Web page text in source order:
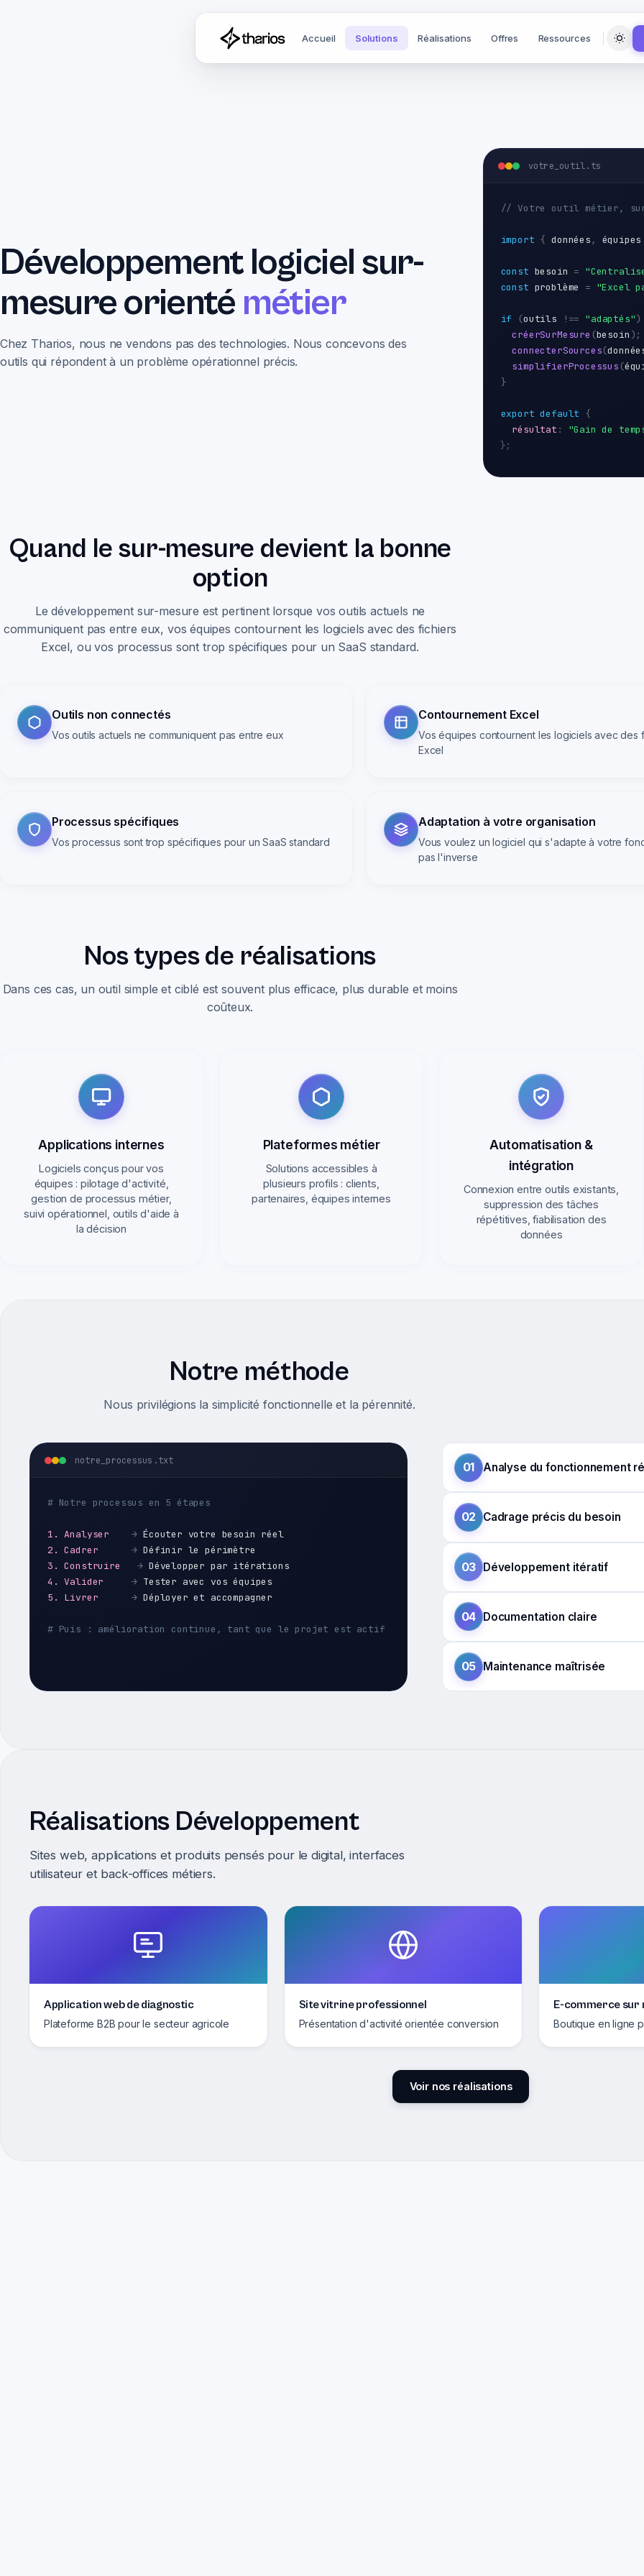
Accueil Solutions Réalisations Offres Ressources
Développement logiciel sur-
mesure orienté métier
Chez Tharios, nous ne vendons pas des technologies. Nous concevons des
outils qui répondent à un problème opérationnel précis.
votre_outil.ts
// Votre outil métier,
import { données , équipes
const besoin =
const problème = "Excel
if (outils !== "adaptés"
créerSurMesure (besoin );
connecterSources(
simplifierProcessus (
}
export default {
résultat :
"Gain de
};
Quand le sur-mesure devient la bonne
option
Le développement sur-mesure est pertinent lorsque vos outils actuels ne
communiquent pas entre eux, vos équipes contournent les logiciels avec des fichiers
Excel, ou vos processus sont trop spécifiques pour un SaaS standard.
Outils non connectés
Vos outils actuels ne communiquent pas entre eux
Contournement Excel
Vos équipes contournent les logiciels avec des
Excel
Processus spécifiques
Vos processus sont trop spécifiques pour un SaaS standard
Adaptation à votre organisation
Vous voulez un logiciel qui s'adapte à votre
pas l'inverse
Nos types de réalisations
Dans ces cas, un outil simple et ciblé est souvent plus efficace, plus durable et moins
coûteux.
Applications internes
Logiciels conçus pour vos
équipes : pilotage d'activité,
gestion de processus métier,
suivi opérationnel, outils d'aide à
la décision
Plateformes métier
Solutions accessibles à
plusieurs profils : clients,
partenaires, équipes internes
Automatisation &
intégration
Connexion entre outils existants,
suppression des tâches
répétitives, fiabilisation des
données
Notre méthode
Nous privilégions la simplicité fonctionnelle et la pérennité.
notre_processus.txt
# Notre processus en 5 étapes
1. Analyser → Écouter votre besoin réel
2. Cadrer
→ Définir le périmètre
3. Construire
→ Développer par itérations
4. Valider
→ Tester avec vos équipes
5. Livrer
→ Déployer et accompagner
# Puis : amélioration continue, tant que le projet est actif
01 Analyse du fonctionnement
02 Cadrage précis du besoin
03 Développement itératif
04 Documentation claire
05 Maintenance maîtrisée
Réalisations Développement
Sites web, applications et produits pensés pour le digital, interfaces
utilisateur et back-offices métiers.
Application web de diagnostic
Plateforme B2B pour le secteur agricole
Site vitrine professionnel
Présentation d'activité orientée conversion
E-commerce sur
Boutique en ligne
Voir nos réalisations